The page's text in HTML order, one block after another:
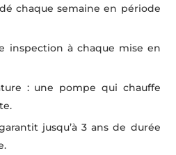
chaque semaine en période
inspection à chaque mise en
: une pompe qui chauffe
jusqu’à 3 ans de durée